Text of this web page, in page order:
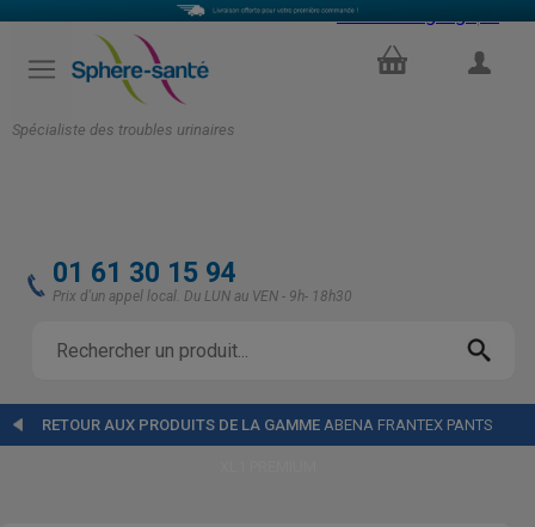
Spécialiste des troubles urinaires
Select Language
PANIER
01 61 30 15 94
Prix d'un appel local. Du LUN au VEN - 9h- 18h30
RETOUR AUX PRODUITS DE LA GAMME ABENA FRANTEX PANTS